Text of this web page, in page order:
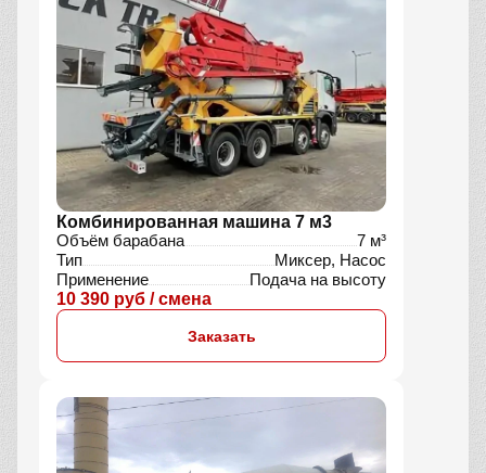
Комбинированная машина 7 м3
Объём барабана
7 м³
Тип
Миксер, Насос
Применение
Подача на высоту
10 390 руб / смена
Заказать